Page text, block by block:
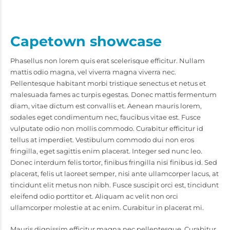
Capetown showcase
Phasellus non lorem quis erat scelerisque efficitur. Nullam
mattis odio magna, vel viverra magna viverra nec.
Pellentesque habitant morbi tristique senectus et netus et
malesuada fames ac turpis egestas. Donec mattis fermentum
diam, vitae dictum est convallis et. Aenean mauris lorem,
sodales eget condimentum nec, faucibus vitae est. Fusce
vulputate odio non mollis commodo. Curabitur efficitur id
tellus at imperdiet. Vestibulum commodo dui non eros
fringilla, eget sagittis enim placerat. Integer sed nunc leo.
Donec interdum felis tortor, finibus fringilla nisi finibus id. Sed
placerat, felis ut laoreet semper, nisi ante ullamcorper lacus, at
tincidunt elit metus non nibh. Fusce suscipit orci est, tincidunt
eleifend odio porttitor et. Aliquam ac velit non orci
ullamcorper molestie at ac enim. Curabitur in placerat mi.